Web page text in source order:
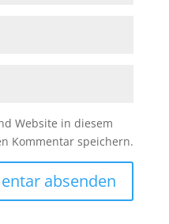
Website in diesem
Kommentar speichern.